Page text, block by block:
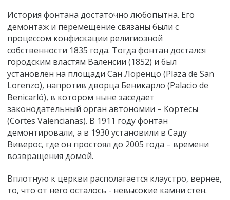
История фонтана достаточно любопытна. Его
демонтаж и перемещение связаны были с
процессом конфискации религиозной
собственности 1835 года. Тогда фонтан достался
городским властям Валенсии (1852) и был
установлен на площади Сан Лоренцо (Plaza de San
Lorenzo), напротив дворца Беникарло (Раlacio de
Benicarló), в котором ныне заседает
законодательный орган автономии – Кортесы
(Cortes Valencianas). В 1911 году фонтан
демонтировали, а в 1930 установили в Саду
Виверос, где он простоял до 2005 года – времени
возвращения домой.
Вплотную к церкви располагается клаустро, вернее,
то, что от него осталось - невысокие камни стен.